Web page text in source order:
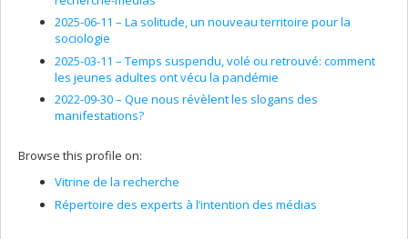
2025-06-11 – La solitude, un nouveau territoire pour la
sociologie
2025-03-11 – Temps suspendu, volé ou retrouvé: comment
les jeunes adultes ont vécu la pandémie
2022-09-30 – Que nous révèlent les slogans des
manifestations?
Browse this profile on:
Vitrine de la recherche
Répertoire des experts à l’intention des médias